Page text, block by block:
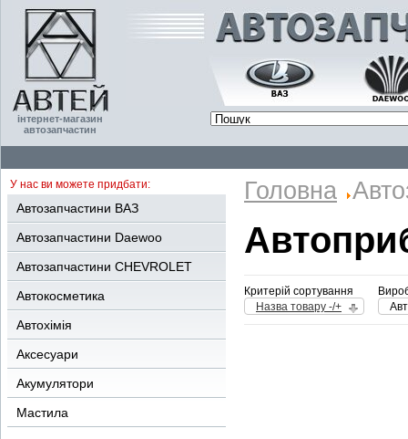
інтернет-магазин
автозапчастин
У нас ви можете придбати:
Автозапчастини ВАЗ
Автозапчастини Daewoo
Автозапчастини CHEVROLET
Автокосметика
Автохімія
Аксесуари
Акумулятори
Мастила
Головна
Критерій сортування
Назва товару -/+